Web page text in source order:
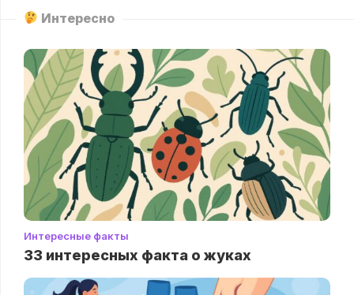
Интересно
Интересные факты
33 интересных факта о жуках